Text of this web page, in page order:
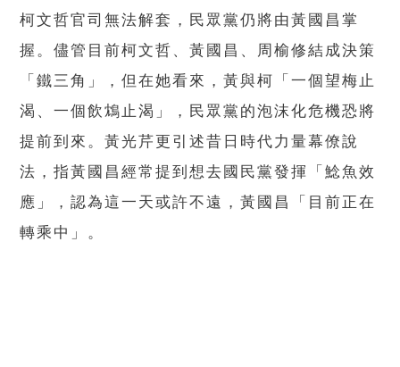
柯文哲官司無法解套，民眾黨仍將由黃國昌掌
握。儘管目前柯文哲、黃國昌、周榆修結成決策
「鐵三角」，但在她看來，黃與柯「一個望梅止
渴、一個飲鴆止渴」，民眾黨的泡沫化危機恐將
提前到來。黃光芹更引述昔日時代力量幕僚說
法，指黃國昌經常提到想去國民黨發揮「鯰魚效
應」，認為這一天或許不遠，黃國昌「目前正在
轉乘中」。